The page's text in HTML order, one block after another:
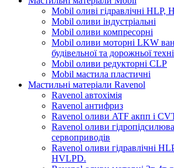
Mobil оливі гідравлічні
Mobil оливи індустріальні
Mobil оливи компресорні
Mobil оливи моторні LKW
будівельної та дорожньої
Mobil оливи редукторні CLP
Mobil мастила пластичні
Мастильні матеріали Ravenol
Ravenol автохімія
Ravenol антифриз
Ravenol оливи ATF акпп і
Ravenol оливи
сервоприводів
Ravenol оливи гідравлічні
HVLPD.